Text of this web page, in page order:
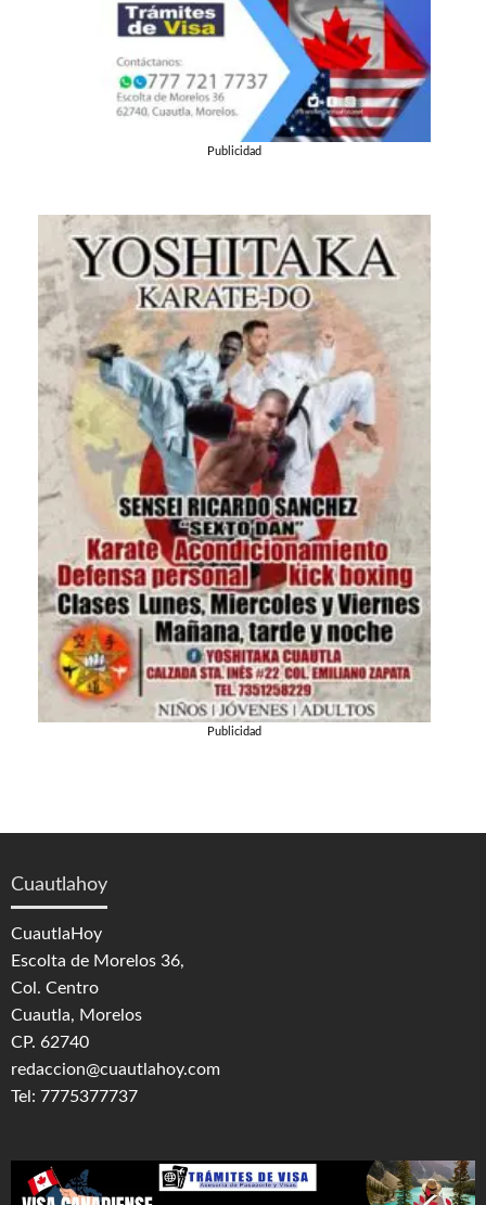
Publicidad
Publicidad
Cuautlahoy
CuautlaHoy
Escolta de Morelos 36,
Col. Centro
Cuautla, Morelos
CP. 62740
redaccion@cuautlahoy.com
Tel: 7775377737